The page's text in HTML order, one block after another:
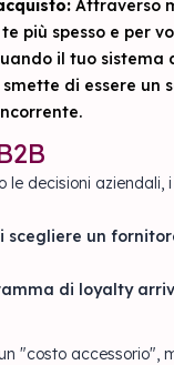
Attraverso
più spesso e per
il tuo sistema
di essere un
le decisioni
scegliere un
di loyalty
"costo accessorio",